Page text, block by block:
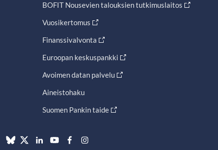
BOFIT Nousevien talouksien tutkimuslaitos
Vuosikertomus
Finanssivalvonta
Euroopan keskuspankki
Avoimen datan palvelu
Aineistohaku
Suomen Pankin taide